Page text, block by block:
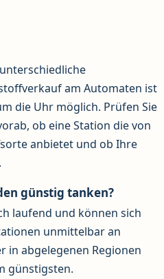
am Automaten ist
die Uhr möglich. Prüfen Sie
ob eine Station die von
anbietet und ob Ihre
günstig tanken?
laufend und können sich
unmittelbar an
in abgelegenen Regionen
günstigsten.